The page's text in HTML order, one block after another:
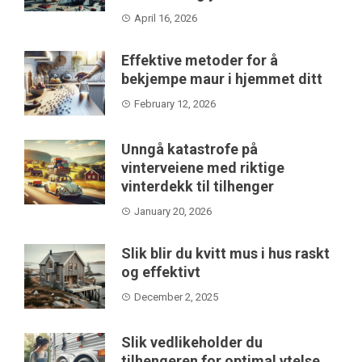
April 16, 2026
Effektive metoder for å
bekjempe maur i hjemmet ditt
February 12, 2026
Unngå katastrofe på
vinterveiene med riktige
vinterdekk til tilhenger
January 20, 2026
Slik blir du kvitt mus i hus raskt
og effektivt
December 2, 2025
Slik vedlikeholder du